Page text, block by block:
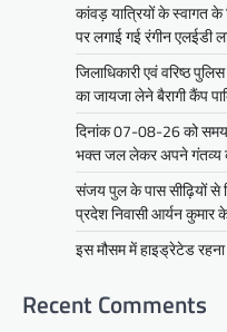
कांवड़ यात्रियों के स्वागत के
पर लगाई गई रंगीन एलईडी
जिलाधिकारी एवं वरिष्ठ
का जायजा लेने बैरागी कैंप
दिनांक 07-08-26 को
भक्त जल लेकर अपने गंतव्य
संजय पुल के पास सीढ़ियों से
प्रदेश निवासी आर्यन
इस मौसम में हाइड्रेटेड
Recent Comments